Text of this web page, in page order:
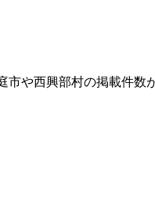
や西興部村の掲載件